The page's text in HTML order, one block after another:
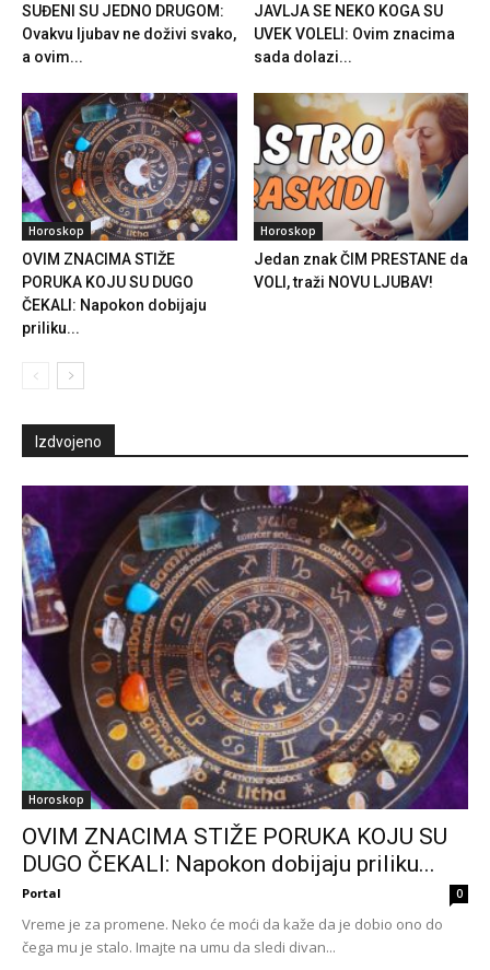
SUĐENI SU JEDNO DRUGOM:
Ovakvu ljubav ne doživi svako,
a ovim...
JAVLJA SE NEKO KOGA SU
UVEK VOLELI: Ovim znacima
sada dolazi...
Horoskop
OVIM ZNACIMA STIŽE
PORUKA KOJU SU DUGO
ČEKALI: Napokon dobijaju
priliku...
Horoskop
Jedan znak ČIM PRESTANE da
VOLI, traži NOVU LJUBAV!
Izdvojeno
Horoskop
OVIM ZNACIMA STIŽE PORUKA KOJU SU
DUGO ČEKALI: Napokon dobijaju priliku...
Portal 0
Vreme je za promene. Neko će moći da kaže da je dobio ono do
čega mu je stalo. Imajte na umu da sledi divan...